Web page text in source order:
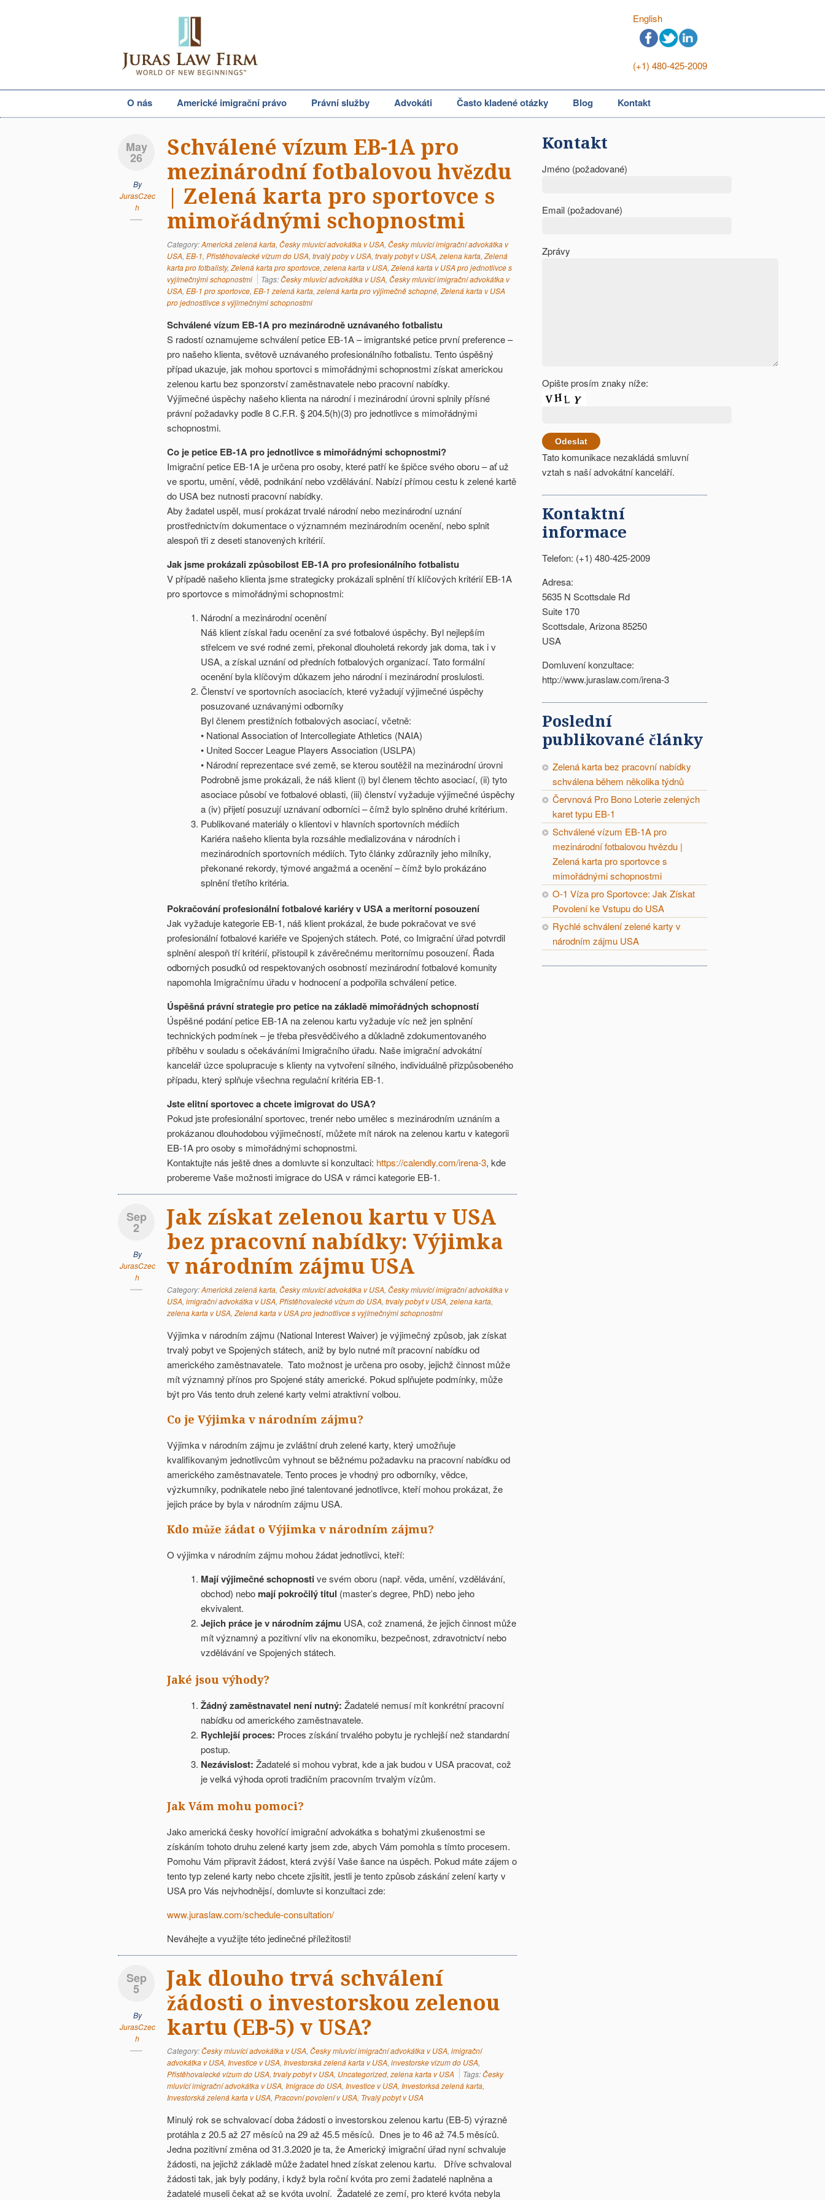
English
(+1) 480-425-2009
O nás Americké imigrační právo Právní služby Advokáti Často kladené otázky Blog Kontakt
May
26
By
JurasCzec
h
Schválené vízum EB-1A pro
mezinárodní fotbalovou hvězdu
| Zelená karta pro sportovce s
mimořádnými schopnostmi
Category:Americká zelená karta, Česky mluvící advokátka v USA, Česky mluvící imigrační advokátka v
USA, EB-1, Přistěhovalecké vízum do USA, trvalý poby v USA, trvaly pobyt v USA, zelena karta, Zelená
karta pro fotbalisty, Zelená karta pro sportovce, zelena karta v USA, Zelená karta v USA pro jednotlivce s
vyjímečnými schopnostmi
Tags:Česky mluvící advokátka v USA, Česky mluvící imigrační advokátka v
USA, EB-1 pro sportovce, EB-1 zelená karta, zelená karta pro výjimečně schopné, Zelená karta v USA
pro jednostlivce s výjimečnými schopnostmi
Schválené vízum EB-1A pro mezinárodně uznávaného fotbalistu
S radostí oznamujeme schválení petice EB-1A – imigrantské petice první preference –
pro našeho klienta, světově uznávaného profesionálního fotbalistu. Tento úspěšný
případ ukazuje, jak mohou sportovci s mimořádnými schopnostmi získat americkou
zelenou kartu bez sponzorství zaměstnavatele nebo pracovní nabídky.
Výjimečné úspěchy našeho klienta na národní i mezinárodní úrovni splnily přísné
právní požadavky podle 8 C.F.R. § 204.5(h)(3) pro jednotlivce s mimořádnými
schopnostmi.
Co je petice EB-1A pro jednotlivce s mimořádnými schopnostmi?
Imigrační petice EB-1A je určena pro osoby, které patří ke špičce svého oboru – ať už
ve sportu, umění, vědě, podnikání nebo vzdělávání. Nabízí přímou cestu k zelené kartě
do USA bez nutnosti pracovní nabídky.
Aby žadatel uspěl, musí prokázat trvalé národní nebo mezinárodní uznání
prostřednictvím dokumentace o významném mezinárodním ocenění, nebo splnit
alespoň tři z deseti stanovených kritérií.
Jak jsme prokázali způsobilost EB-1A pro profesionálního fotbalistu
V případě našeho klienta jsme strategicky prokázali splnění tří klíčových kritérií EB-1A
pro sportovce s mimořádnými schopnostmi:
Národní a mezinárodní ocenění
Náš klient získal řadu ocenění za své fotbalové úspěchy. Byl nejlepším
střelcem ve své rodné zemi, překonal dlouholetá rekordy jak doma, tak i v
USA, a získal uznání od předních fotbalových organizací. Tato formální
ocenění byla klíčovým důkazem jeho národní i mezinárodní proslulosti.
Členství ve sportovních asociacích, které vyžadují výjimečné úspěchy
posuzované uznávanými odborníky
Byl členem prestižních fotbalových asociací, včetně:
• National Association of Intercollegiate Athletics (NAIA)
• United Soccer League Players Association (USLPA)
• Národní reprezentace své země, se kterou soutěžil na mezinárodní úrovni
Podrobně jsme prokázali, že náš klient (i) byl členem těchto asociací, (ii) tyto
asociace působí ve fotbalové oblasti, (iii) členství vyžaduje výjimečné úspěchy
a (iv) přijetí posuzují uznávaní odborníci – čímž bylo splněno druhé kritérium.
Publikované materiály o klientovi v hlavních sportovních médiích
Kariéra našeho klienta byla rozsáhle medializována v národních i
mezinárodních sportovních médiích. Tyto články zdůraznily jeho milníky,
překonané rekordy, týmové angažmá a ocenění – čímž bylo prokázáno
splnění třetího kritéria.
Pokračování profesionální fotbalové kariéry v USA a meritorní posouzení
Jak vyžaduje kategorie EB-1, náš klient prokázal, že bude pokračovat ve své
profesionální fotbalové kariéře ve Spojených státech. Poté, co Imigrační úřad potvrdil
splnění alespoň tří kritérií, přistoupil k závěrečnému meritornímu posouzení. Řada
odborných posudků od respektovaných osobností mezinárodní fotbalové komunity
napomohla Imigračnímu úřadu v hodnocení a podpořila schválení petice.
Úspěšná právní strategie pro petice na základě mimořádných schopností
Úspěšné podání petice EB-1A na zelenou kartu vyžaduje víc než jen splnění
technických podmínek – je třeba přesvědčivého a důkladně zdokumentovaného
příběhu v souladu s očekáváními Imigračního úřadu. Naše imigrační advokátní
kancelář úzce spolupracuje s klienty na vytvoření silného, individuálně přizpůsobeného
případu, který splňuje všechna regulační kritéria EB-1.
Jste elitní sportovec a chcete imigrovat do USA?
Pokud jste profesionální sportovec, trenér nebo umělec s mezinárodním uznáním a
prokázanou dlouhodobou výjimečností, můžete mít nárok na zelenou kartu v kategorii
EB-1A pro osoby s mimořádnými schopnostmi.
Kontaktujte nás ještě dnes a domluvte si konzultaci: https://calendly.com/irena-3, kde
probereme Vaše možnosti imigrace do USA v rámci kategorie EB-1.
Sep
2
By
JurasCzec
h
Jak získat zelenou kartu v USA
bez pracovní nabídky: Výjimka
v národním zájmu USA
Category:Americká zelená karta, Česky mluvící advokátka v USA, Česky mluvící imigrační advokátka v
USA, imigrační advokátka v USA, Přistěhovalecké vízum do USA, trvaly pobyt v USA, zelena karta,
zelena karta v USA, Zelená karta v USA pro jednotlivce s vyjímečnými schopnostmi
Výjimka v národním zájmu (National Interest Waiver) je výjimečný způsob, jak získat
trvalý pobyt ve Spojených státech, aniž by bylo nutné mít pracovní nabídku od
amerického zaměstnavatele. Tato možnost je určena pro osoby, jejichž činnost může
mít významný přínos pro Spojené státy americké. Pokud splňujete podmínky, může
být pro Vás tento druh zelené karty velmi atraktivní volbou.
Co je Výjimka v národním zájmu?
Výjimka v národním zájmu je zvláštní druh zelené karty, který umožňuje
kvalifikovaným jednotlivcům vyhnout se běžnému požadavku na pracovní nabídku od
amerického zaměstnavatele. Tento proces je vhodný pro odborníky, vědce,
výzkumníky, podnikatele nebo jiné talentované jednotlivce, kteří mohou prokázat, že
jejich práce by byla v národním zájmu USA.
Kdo může žádat o Výjimka v národním zájmu?
O výjimka v národním zájmu mohou žádat jednotlivci, kteří:
Mají výjimečné schopnostive svém oboru (např. věda, umění, vzdělávání,
obchod) nebo mají pokročilý titul (master’s degree, PhD) nebo jeho
ekvivalent.
Jejich práce je v národním zájmu USA, což znamená, že jejich činnost může
mít významný a pozitivní vliv na ekonomiku, bezpečnost, zdravotnictví nebo
vzdělávání ve Spojených státech.
Jaké jsou výhody?
Žádný zaměstnavatel není nutný: Žadatelé nemusí mít konkrétní pracovní
nabídku od amerického zaměstnavatele.
Rychlejší proces: Proces získání trvalého pobytu je rychlejší než standardní
postup.
Nezávislost: Žadatelé si mohou vybrat, kde a jak budou v USA pracovat, což
je velká výhoda oproti tradičním pracovním trvalým vízům.
Jak Vám mohu pomoci?
Jako americká česky hovořící imigrační advokátka s bohatými zkušenostmi se
získáním tohoto druhu zelené karty jsem zde, abych Vám pomohla s tímto procesem.
Pomohu Vám připravit žádost, která zvýší Vaše šance na úspěch. Pokud máte zájem o
tento typ zelené karty nebo chcete zjisitit, jestli je tento způsob záskání zelení karty v
USA pro Vás nejvhodnějsí, domluvte si konzultaci zde:
www.juraslaw.com/schedule-consultation/
Neváhejte a využijte této jedinečné příležitosti!
Sep
5
By
JurasCzec
h
Jak dlouho trvá schválení
žádosti o investorskou zelenou
kartu (EB-5) v USA?
Category:Česky mluvící advokátka v USA, Česky mluvící imigrační advokátka v USA, imigrační
advokátka v USA, Investice v USA, Investorská zelená karta v USA, investorske vizum do USA,
Přistěhovalecké vízum do USA, trvaly pobyt v USA, Uncategorized, zelena karta v USA Tags:Česky
mluvící imigrační advokátka v USA, Imigrace do USA, Investice v USA, Investorksá zelená karta,
Investorská zelená karta v USA, Pracovní povolení v USA, Trvalý pobyt v USA
Minulý rok se schvalovací doba žádosti o investorskou zelenou kartu (EB-5) výrazně
protáhla z 20.5 až 27 měsíců na 29 až 45.5 měsíců. Dnes je to 46 až 74.5 měsíců.
Jedna pozitivní změna od 31.3.2020 je ta, že Americký imigrační úřad nyní schvaluje
žádosti, na jejichž základě může žadatel hned získat zelenou kartu. Dříve schvaloval
žádosti tak, jak byly podány, i když byla roční kvóta pro zemi žadatelé naplněna a
žadatelé museli čekat až se kvóta uvolní. Žadatelé ze zemí, pro které kvóta nebyla
Kontakt
Jméno (požadované)
Email (požadované)
Zprávy
Opište prosím znaky níže:
Tato komunikace nezakládá smluvní
vztah s naší advokátní kanceláří.
Kontaktní
informace
Telefon: (+1) 480-425-2009
Adresa:
5635 N Scottsdale Rd
Suite 170
Scottsdale, Arizona 85250
USA
Domluvení konzultace:
http://www.juraslaw.com/irena-3
Poslední
publikované články
Zelená karta bez pracovní nabídky
schválena během několika týdnů
Červnová Pro Bono Loterie zelených
karet typu EB-1
Schválené vízum EB-1A pro
mezinárodní fotbalovou hvězdu |
Zelená karta pro sportovce s
mimořádnými schopnostmi
O-1 Víza pro Sportovce: Jak Získat
Povolení ke Vstupu do USA
Rychlé schválení zelené karty v
národním zájmu USA